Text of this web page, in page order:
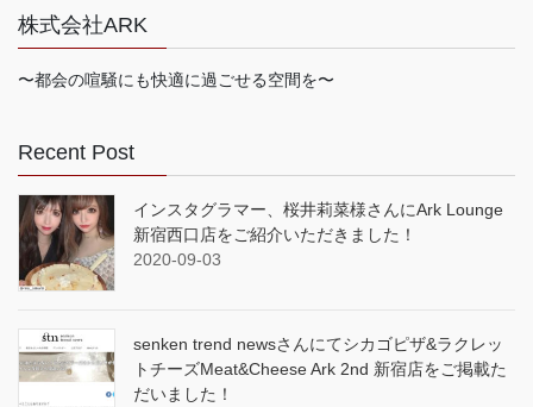
株式会社ARK
〜都会の喧騒にも快適に過ごせる空間を〜
Recent Post
インスタグラマー、桜井莉菜様さんにArk Lounge
新宿西口店をご紹介いただきました！
2020-09-03
senken trend newsさんにてシカゴピザ&ラクレッ
トチーズMeat&Cheese Ark 2nd 新宿店をご掲載た
だいました！